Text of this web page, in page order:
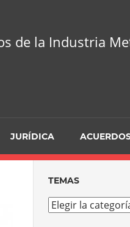
de la Industria
JURÍDICA
TEMAS
Temas